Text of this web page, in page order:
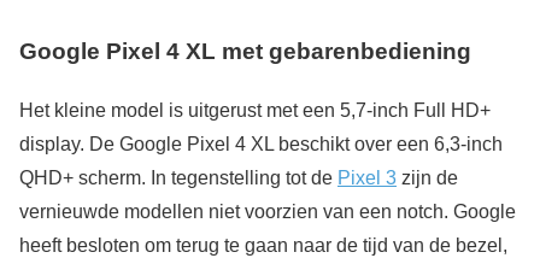
Google Pixel 4 XL met gebarenbediening
Het kleine model is uitgerust met een 5,7-inch Full HD+
display. De Google Pixel 4 XL beschikt over een 6,3-inch
QHD+ scherm. In tegenstelling tot de Pixel 3 zijn de
vernieuwde modellen niet voorzien van een notch. Google
heeft besloten om terug te gaan naar de tijd van de bezel,